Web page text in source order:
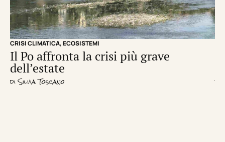
CRISI CLIMATICA,ECOSISTEMI
Il Po affronta la crisi più grave
dell’estate
diSilvia Toscano